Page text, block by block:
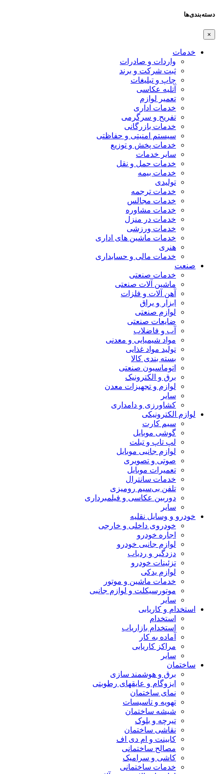
دسته‌بندی‌ها
×
خدمات
واردات و صادرات
ثبت شرکت و برند
چاپ و تبلیغات
آتلیه عکاسی
تعمیر لوازم
خدمات اداری
تفریح و سرگرمی
خدمات بازرگانی
سیستم امنیتی و حفاظتی
خدمات پخش و توزیع
سایر خدمات
خدمات حمل و نقل
خدمات بیمه
تولیدی
خدمات ترجمه
خدمات مجالس
خدمات مشاوره
خدمات در منزل
خدمات ورزشی
خدمات ماشین های اداری
هنری
خدمات مالی و حسابداری
صنعت
خدمات صنعتی
ماشین آلات صنعتی
آهن آلات و فلزات
ابزار و یراق
لوازم صنعتی
ضایعات صنعتی
آب و فاضلاب
مواد شیمیایی و معدنی
تولید مواد غذایی
بسته بندی کالا
اتوماسیون صنعتی
برق و الکترونیک
لوازم و تجهیزات معدن
سایر
کشاورزی و دامداری
لوازم الکترونیکی
سیم کارت
گوشی موبایل
لپ تاپ و تبلت
لوازم جانبی موبایل
صوتی و تصویری
تعمیرات موبایل
خدمات سانترال
تلفن بی‌سیم رومیزی
دوربین عکاسی و فیلمبرداری
سایر
خودرو و وسایل نقلیه
خودروی داخلی و خارجی
اجاره خودرو
لوازم جانبی خودرو
دزدگیر و ردیاب
تزئینات خودرو
لوازم یدکی
خدمات ماشین و موتور
موتورسیکلت و لوازم جانبی
سایر
استخدام و کاریابی
استخدام
استخدام بازاریاب
آماده به کار
مراکز کاریابی
سایر
ساختمان
برق و هوشمند سازی
ایزوگام و عایقهای رطوبتی
نمای ساختمان
تهویه و تاسیسات
شیشه ساختمان
تیرچه و بلوک
نقاشی ساختمان
کابینت و ام دی اف
مصالح ساختمانی
کاشی و سرامیک
خدمات ساختمانی